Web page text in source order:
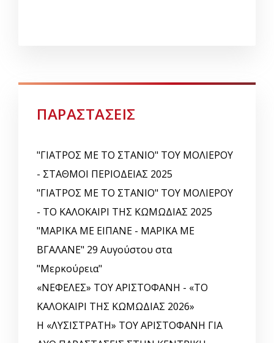
ΠΑΡΑΣΤΑΣΕΙΣ
"ΓΙΑΤΡΟΣ ΜΕ ΤΟ ΣΤΑΝΙΟ" ΤΟΥ ΜΟΛΙΕΡΟΥ
- ΣΤΑΘΜΟΙ ΠΕΡΙΟΔΕΙΑΣ 2025
"ΓΙΑΤΡΟΣ ΜΕ ΤΟ ΣΤΑΝΙΟ" ΤΟΥ ΜΟΛΙΕΡΟΥ
- ΤΟ ΚΑΛΟΚΑΙΡΙ ΤΗΣ ΚΩΜΩΔΙΑΣ 2025
"ΜΑΡΙΚΑ ΜΕ ΕΙΠΑΝΕ - ΜΑΡΙΚΑ ΜΕ
ΒΓΑΛΑΝΕ" 29 Αυγούστου στα
"Μερκούρεια"
«ΝΕΦΕΛΕΣ» ΤΟΥ ΑΡΙΣΤΟΦΑΝΗ - «ΤΟ
ΚΑΛΟΚΑΙΡΙ ΤΗΣ ΚΩΜΩΔΙΑΣ 2026»
Η «ΛΥΣΙΣΤΡΑΤΗ» ΤΟΥ ΑΡΙΣΤΟΦΑΝΗ ΓΙΑ